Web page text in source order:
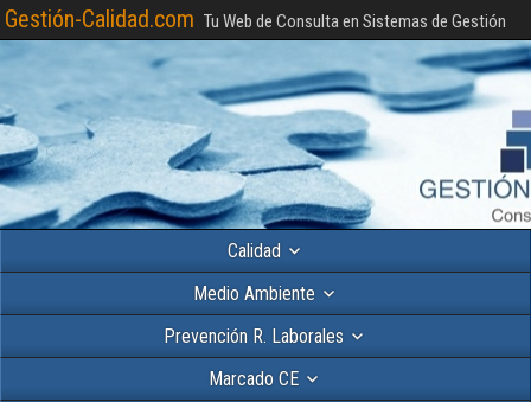
Gestión-Calidad.com Tu Web de Consulta en Sistemas de Gestión
Calidad
Medio Ambiente
Prevención R. Laborales
Marcado CE